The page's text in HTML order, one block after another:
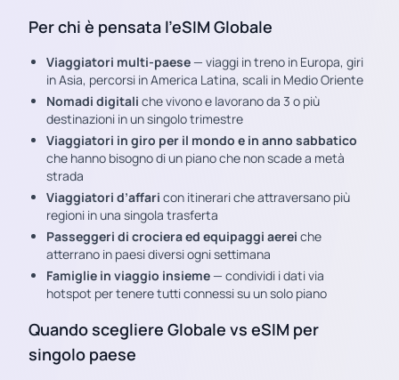
Per chi è pensata l’eSIM Globale
Viaggiatori multi-paese— viaggi in treno in Europa, giri
in Asia, percorsi in America Latina, scali in Medio Oriente
Nomadi digitali che vivono e lavorano da 3 o più
destinazioni in un singolo trimestre
Viaggiatori in giro per il mondo e in anno sabbatico
che hanno bisogno di un piano che non scade a metà
strada
Viaggiatori d’affari con itinerari che attraversano più
regioni in una singola trasferta
Passeggeri di crociera ed equipaggi aerei che
atterrano in paesi diversi ogni settimana
Famiglie in viaggio insieme— condividi i dati via
hotspot per tenere tutti connessi su un solo piano
Quando scegliere Globale vs eSIM per
singolo paese